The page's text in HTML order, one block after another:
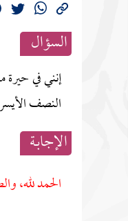
السؤال
إنني في
النصف
الإجابــة
الحمد لله،